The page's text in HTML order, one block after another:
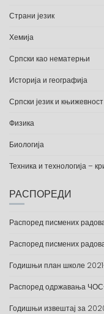
Страни језик
Хемија
Српски као нематерњи
Историја и географија
Српски језик и књижевност
Физика
Биологија
Техника и технологија –
РАСПОРЕДИ
Распоред писмених
Распоред писмених
Годишњи план школе
Распоред одржавања
Годишњи извештај за